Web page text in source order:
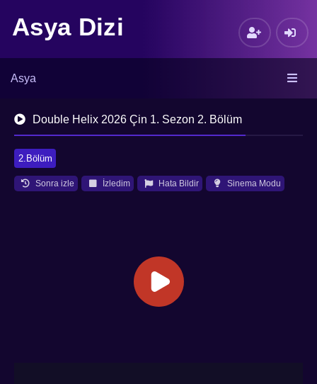
Asya Dizi
Asya
Double Helix 2026 Çin 1. Sezon 2. Bölüm
2.Bölüm
Sonra izle İzledim Hata Bildir Sinema Modu